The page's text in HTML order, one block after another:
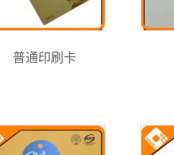
普通印刷卡